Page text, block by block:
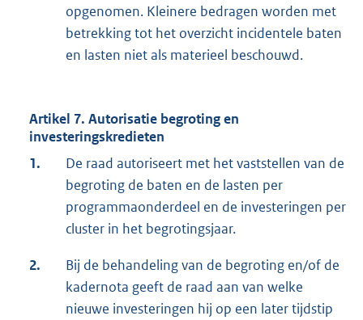
opgenomen. Kleinere bedragen worden met
betrekking tot het overzicht incidentele baten
en lasten niet als materieel beschouwd.
Artikel 7. Autorisatie begroting en
investeringskredieten
1.
De raad autoriseert met het vaststellen van de
begroting de baten en de lasten per
programmaonderdeel en de investeringen per
cluster in het begrotingsjaar.
2.
Bij de behandeling van de begroting en/of de
kadernota geeft de raad aan van welke
nieuwe investeringen hij op een later tijdstip